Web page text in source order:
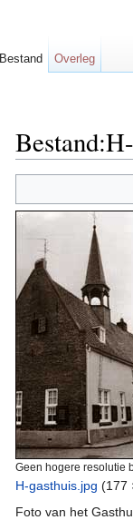
Geen hogere resolutie
H-gasthuis.jpg (177
Foto van het
Bestand Overleg